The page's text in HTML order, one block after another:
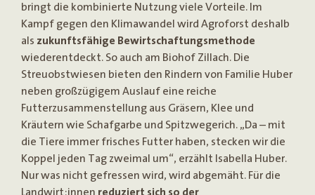
bringt die kombinierte Nutzung viele Vorteile. Im
Kampf gegen den Klimawandel wird Agroforst deshalb
als zukunftsfähige Bewirtschaftungsmethode
wiederentdeckt. So auch am Biohof Zillach. Die
Streuobstwiesen bieten den Rindern von Familie Huber
neben großzügigem Auslauf eine reiche
Futterzusammenstellung aus Gräsern, Klee und
Kräutern wie Schafgarbe und Spitzwegerich. „Da – mit
die Tiere immer frisches Futter haben, stecken wir die
Koppel jeden Tag zweimal um“, erzählt Isabella Huber.
Nur was nicht gefressen wird, wird abgemäht. Für die